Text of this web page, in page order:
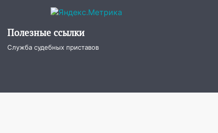
госпитализировали 25-летнего байкера
14:32
надвигается жара
13:30 В Димитровграде на улице
Полезные ссылки
Служба судебных приставов